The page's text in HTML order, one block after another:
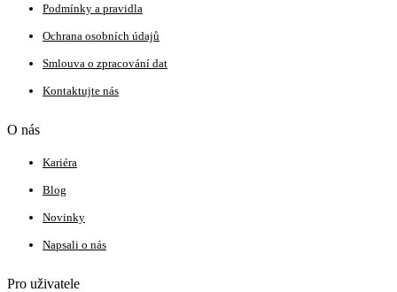
Podmínky a pravidla
Ochrana osobních údajů
Smlouva o zpracování dat
Kontaktujte nás
O nás
Kariéra
Blog
Novinky
Napsali o nás
Pro uživatele